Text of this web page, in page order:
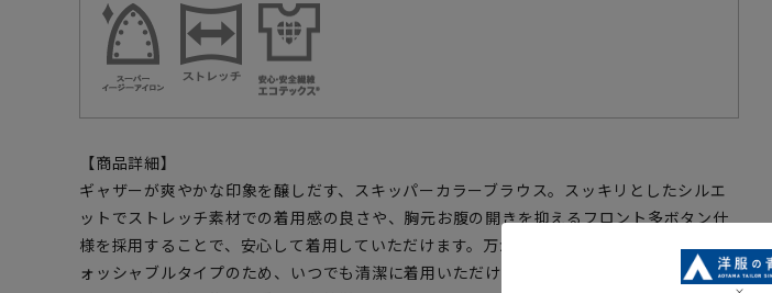
【商品詳細】
ギャザーが爽やかな印象を醸しだす、スキッパーカラーブラウス。スッキリとしたシルエ
ットでストレッチ素材での着用感の良さや、胸元お腹の開きを抑えるフロント多ボタン仕
様を採用することで、安心して着用していただけます。万が一汚れてもご家庭で洗えるウ
ォッシャブルタイプのため、いつでも清潔に着用いただけます。また、形態安定加工を施